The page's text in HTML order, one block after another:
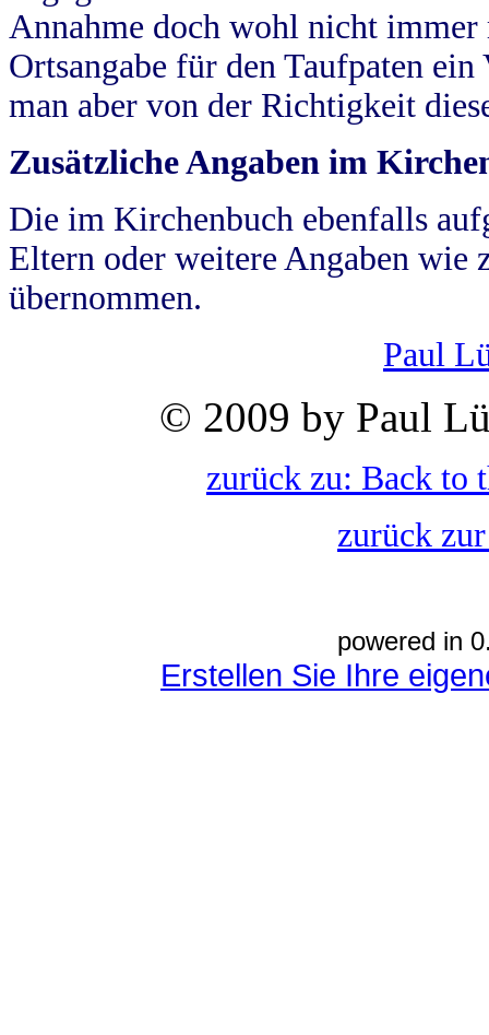
Annahme doch wohl nicht
Ortsangabe für den Taufpaten
man aber von der Richtigkeit
Zusätzliche Angaben im
Die im Kirchenbuch ebenfalls
Eltern oder weitere Angaben wie
übernommen.
Paul
© 2009 by Paul
zurück zu: Back to
zurück
powered in
Erstellen Sie Ihre